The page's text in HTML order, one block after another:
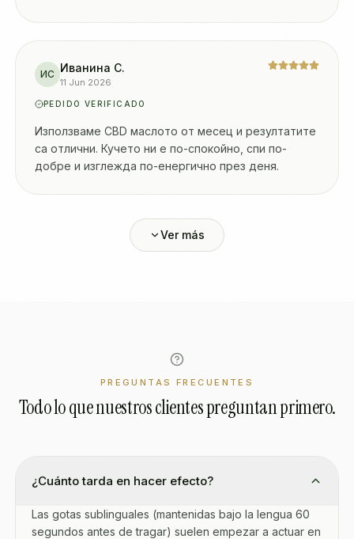
ИС Иванина С.
11 Jun 2026
PEDIDO VERIFICADO
Използваме CBD маслото от месец и резултатите
са отлични. Кучето ни е по-спокойно, спи по-
добре и изглежда по-енергично през деня.
Ver más
PREGUNTAS FRECUENTES
Todo lo que nuestros clientes preguntan primero.
¿Cuánto tarda en hacer efecto?
Las gotas sublinguales (mantenidas bajo la lengua 60
segundos antes de tragar) suelen empezar a actuar en